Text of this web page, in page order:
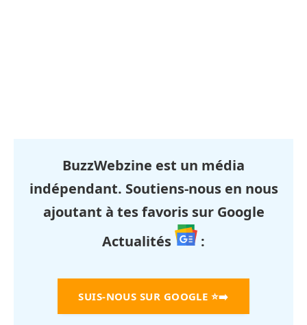
BuzzWebzine est un média
indépendant. Soutiens-nous en nous
ajoutant à tes favoris sur Google
Actualités
:
SUIS-NOUS SUR GOOGLE ⭐➡️